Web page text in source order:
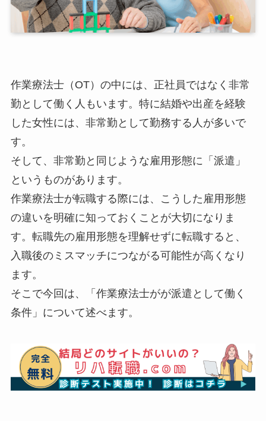
作業療法士（OT）の中には、正社員ではなく非常
勤として働く人もいます。特に結婚や出産を経験
した女性には、非常勤として勤務する人が多いで
す。
そして、非常勤と同じような雇用形態に「派遣」
というものがあります。
作業療法士が転職する際には、こうした雇用形態
の違いを明確に知っておくことが大切になりま
す。転職先の雇用形態を理解せずに転職すると、
入職後のミスマッチにつながる可能性が高くなり
ます。
そこで今回は、「作業療法士がが派遣として働く
条件」について述べます。